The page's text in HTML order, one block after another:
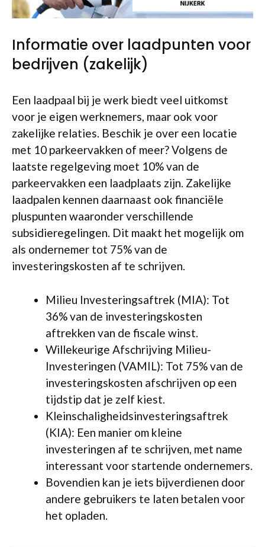
Informatie over laadpunten voor
bedrijven (zakelijk)
Een laadpaal bij je werk biedt veel uitkomst
voor je eigen werknemers, maar ook voor
zakelijke relaties. Beschik je over een locatie
met 10 parkeervakken of meer? Volgens de
laatste regelgeving moet 10% van de
parkeervakken een laadplaats zijn. Zakelijke
laadpalen kennen daarnaast ook financiële
pluspunten waaronder verschillende
subsidieregelingen. Dit maakt het mogelijk om
als ondernemer tot 75% van de
investeringskosten af te schrijven.
Milieu Investeringsaftrek (MIA): Tot
36% van de investeringskosten
aftrekken van de fiscale winst.
Willekeurige Afschrijving Milieu-
Investeringen (VAMIL): Tot 75% van de
investeringskosten afschrijven op een
tijdstip dat je zelf kiest.
Kleinschaligheidsinvesteringsaftrek
(KIA): Een manier om kleine
investeringen af te schrijven, met name
interessant voor startende ondernemers.
Bovendien kan je iets bijverdienen door
andere gebruikers te laten betalen voor
het opladen.